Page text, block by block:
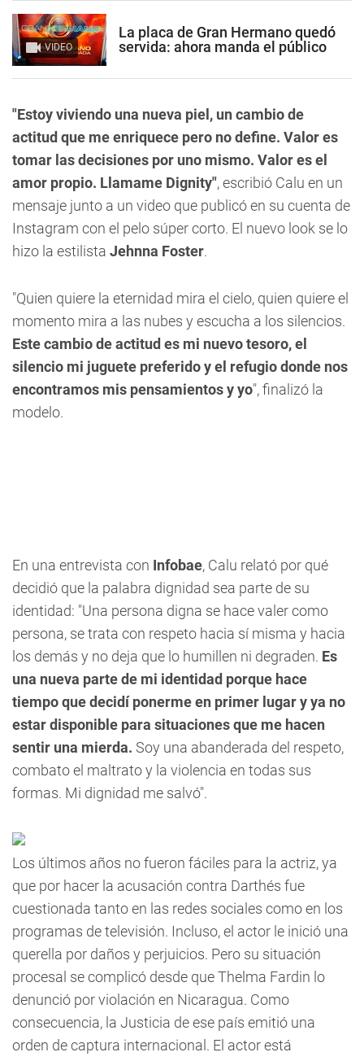
VIDEO
La placa de Gran Hermano quedó
servida: ahora manda el público
"Estoy viviendo una nueva piel, un cambio de
actitud que me enriquece pero no define. Valor es
tomar las decisiones por uno mismo. Valor es el
amor propio. Llamame Dignity", escribió Calu en un
mensaje junto a un video que publicó en su cuenta de
Instagram con el pelo súper corto. El nuevo look se lo
hizo la estilista Jehnna Foster.
"Quien quiere la eternidad mira el cielo, quien quiere el
momento mira a las nubes y escucha a los silencios.
Este cambio de actitud es mi nuevo tesoro, el
silencio mi juguete preferido y el refugio donde nos
encontramos mis pensamientos y yo", finalizó la
modelo.
En una entrevista con Infobae, Calu relató por qué
decidió que la palabra dignidad sea parte de su
identidad: "Una persona digna se hace valer como
persona, se trata con respeto hacia sí misma y hacia
los demás y no deja que lo humillen ni degraden. Es
una nueva parte de mi identidad porque hace
tiempo que decidí ponerme en primer lugar y ya no
estar disponible para situaciones que me hacen
sentir una mierda. Soy una abanderada del respeto,
combato el maltrato y la violencia en todas sus
formas. Mi dignidad me salvó".
Los últimos años no fueron fáciles para la actriz, ya
que por hacer la acusación contra Darthés fue
cuestionada tanto en las redes sociales como en los
programas de televisión. Incluso, el actor le inició una
querella por daños y perjuicios. Pero su situación
procesal se complicó desde que Thelma Fardin lo
denunció por violación en Nicaragua. Como
consecuencia, la Justicia de ese país emitió una
orden de captura internacional. El actor está